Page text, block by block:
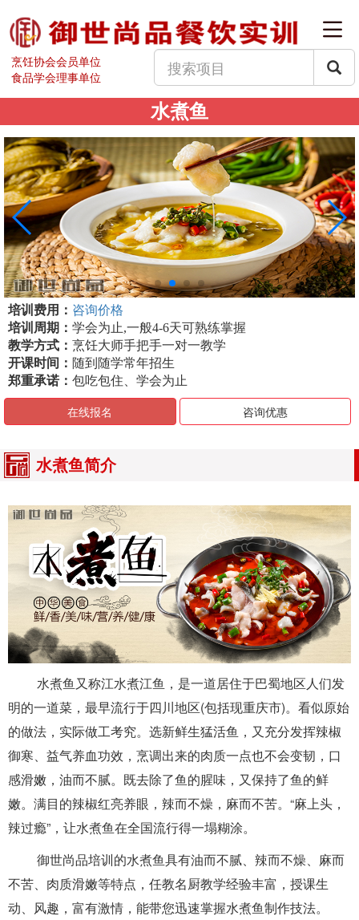
烹饪协会会员单位
食品学会理事单位
水煮鱼
培训费用： 咨询价格
培训周期： 学会为止,一般4-6天可熟练掌握
教学方式： 烹饪大师手把手一对一教学
开课时间： 随到随学常年招生
郑重承诺： 包吃包住、学会为止
在线报名 咨询优惠
水煮鱼简介
水煮鱼又称江水煮江鱼，是一道居住于巴蜀地区人们发
明的一道菜，最早流行于四川地区(包括现重庆市)。看似原始
的做法，实际做工考究。选新鲜生猛活鱼，又充分发挥辣椒
御寒、益气养血功效，烹调出来的肉质一点也不会变韧，口
感滑嫩，油而不腻。既去除了鱼的腥味，又保持了鱼的鲜
嫩。满目的辣椒红亮养眼，辣而不燥，麻而不苦。“麻上头，
辣过瘾”，让水煮鱼在全国流行得一塌糊涂。
御世尚品培训的水煮鱼具有油而不腻、辣而不燥、麻而
不苦、肉质滑嫩等特点，任教名厨教学经验丰富，授课生
动、风趣，富有激情，能带您迅速掌握水煮鱼制作技法。